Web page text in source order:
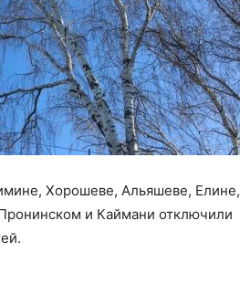
Хорошеве, Альяшеве, Елине,
и Каймани отключили